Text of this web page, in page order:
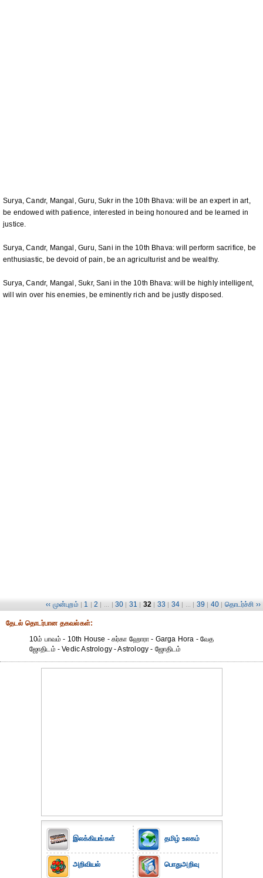
Surya, Candr, Mangal, Guru, Sukr in the 10th Bhava: will be an expert in art,
be endowed with patience, interested in being honoured and be learned in
justice.
Surya, Candr, Mangal, Guru, Sani in the 10th Bhava: will perform sacrifice, be
enthusiastic, be devoid of pain, be an agriculturist and be wealthy.
Surya, Candr, Mangal, Sukr, Sani in the 10th Bhava: will be highly intelligent,
will win over his enemies, be eminently rich and be justly disposed.
‹‹ முன்புறம் | 1 | 2 | ... | 30 | 31 | 32 | 33 | 34 | ... | 39 | 40 | தொடர்ச்சி ››
தேட‌ல் தொட‌ர்பான தகவ‌ல்க‌ள்:
10ம் பாவம் - 10th House - கர்கா ஹோரா - Garga Hora - வேத
ஜோதிடம் - Vedic Astrology - Astrology - ஜோதிடம்
இலக்கியங்கள்
அறிவியல்
தமிழ் உலகம்
பொதுஅறிவு